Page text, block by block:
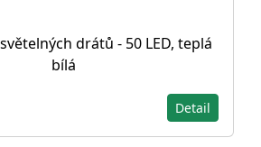
drátů - 50 LED, teplá
bílá
Detail